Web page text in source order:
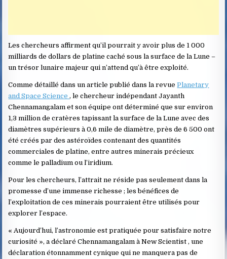
Les chercheurs affirment qu’il pourrait y avoir plus de 1 000
milliards de dollars de platine caché sous la surface de la Lune –
un trésor lunaire majeur qui n’attend qu’à être exploité.
Comme détaillé dans un article publié dans la revuePlanetary
and Space Science, le chercheur indépendant Jayanth
Chennamangalam et son équipe ont déterminé que sur environ
1,3 million de cratères tapissant la surface de la Lune avec des
diamètres supérieurs à 0,6 mile de diamètre, près de 6 500 ont
été créés par des astéroïdes contenant des quantités
commerciales de platine, entre autres minerais précieux
comme le palladium ou l’iridium.
Pour les chercheurs, l’attrait ne réside pas seulement dans la
promesse d’une immense richesse ; les bénéfices de
l’exploitation de ces minerais pourraient être utilisés pour
explorer l’espace.
« Aujourd’hui, l’astronomie est pratiquée pour satisfaire notre
curiosité », a déclaré Chennamangalam à New Scientist , une
déclaration étonnamment cynique qui ne manquera pas de